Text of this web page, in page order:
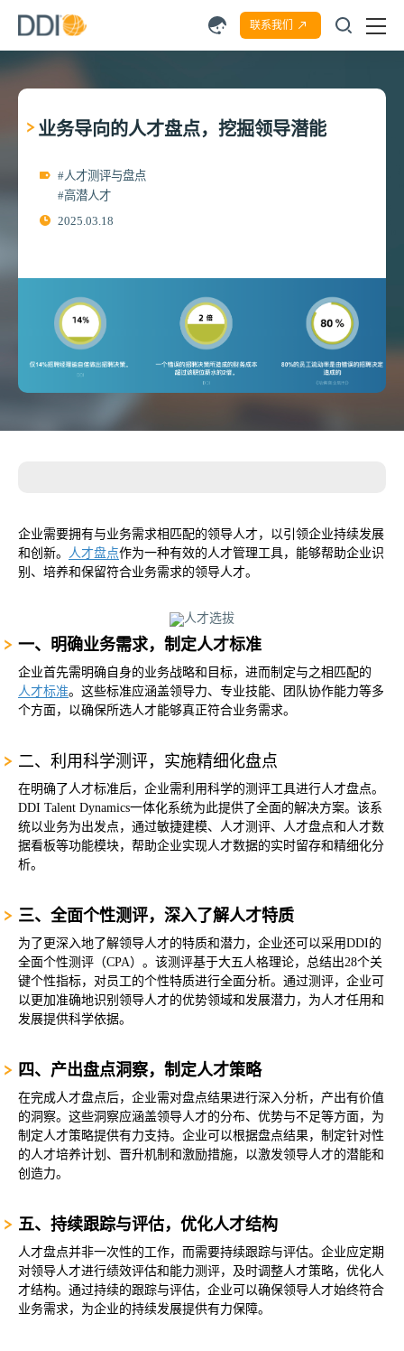
联系我们
业务导向的人才盘点，挖掘领导潜能
#人才测评与盘点
#高潜人才
2025.03.18
企业需要拥有与业务需求相匹配的领导人才，以引领企业持续发展
和创新。 人才盘点作为一种有效的人才管理工具，能够帮助企业识
别、培养和保留符合业务需求的领导人才。
一、明确业务需求，制定人才标准‌
企业首先需明确自身的业务战略和目标，进而制定与之相匹配的
人才标准。这些标准应涵盖领导力、专业技能、团队协作能力等多
个方面，以确保所选人才能够真正符合业务需求。
‌二、利用科学测评，实施精细化盘点‌
在明确了人才标准后，企业需利用科学的测评工具进行人才盘点。
DDI Talent Dynamics一体化系统为此提供了全面的解决方案。该系
统以业务为出发点，通过敏捷建模、人才测评、人才盘点和人才数
据看板等功能模块，帮助企业实现人才数据的实时留存和精细化分
析。
三、全面个性测评，深入了解人才特质‌
为了更深入地了解领导人才的特质和潜力，企业还可以采用DDI的
全面个性测评（CPA）。该测评基于大五人格理论，总结出28个关
键个性指标，对员工的个性特质进行全面分析。通过测评，企业可
以更加准确地识别领导人才的优势领域和发展潜力，为人才任用和
发展提供科学依据。
四、产出盘点洞察，制定人才策略‌
在完成人才盘点后，企业需对盘点结果进行深入分析，产出有价值
的洞察。这些洞察应涵盖领导人才的分布、优势与不足等方面，为
制定人才策略提供有力支持。企业可以根据盘点结果，制定针对性
的人才培养计划、晋升机制和激励措施，以激发领导人才的潜能和
创造力。
‌五、持续跟踪与评估，优化人才结构
人才盘点并非一次性的工作，而需要持续跟踪与评估。企业应定期
对领导人才进行绩效评估和能力测评，及时调整人才策略，优化人
才结构。通过持续的跟踪与评估，企业可以确保领导人才始终符合
业务需求，为企业的持续发展提供有力保障。